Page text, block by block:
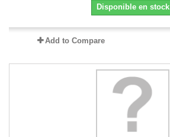
Disponible en stock
Add to Compare